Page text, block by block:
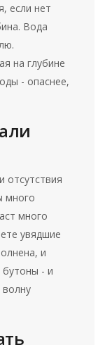
если нет
Вода
на глубине
- опаснее,
отсутствия
много
много
увядшие
и
бутоны - и